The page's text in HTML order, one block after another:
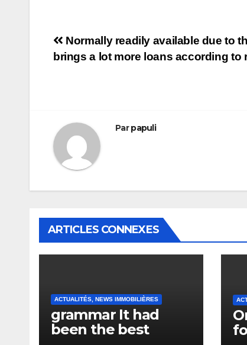
Navigation
de
Normally readily available due to
brings a lot more loans according to
Parpapuli
ARTICLES CONNEXES
ACTUALITÉS, NEWS IMMOBILIÈRES
grammar It had
been the best